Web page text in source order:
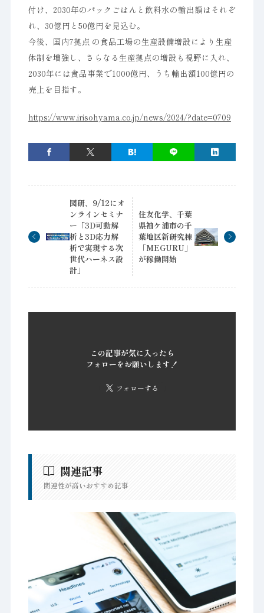
付け、2030年のパックごはんと飲料水の輸出額はそれぞ
れ、30億円と50億円を見込む。
今後、国内7拠点 の食品工場の生産設備増設により生産
体制を増強し、さらなる生産拠点の増設も視野に入れ、
2030年には食品事業で1000億円、うち輸出額100億円の
売上を目指す。
https://www.irisohyama.co.jp/news/2024/?date=0709
図研、9/12にオ
ンラインセミナ
ー「3D可動解
析と3D応力解
析で実現する次
世代ハーネス設
計」
住友化学、千葉
県袖ケ浦市の千
葉地区新研究棟
「MEGURU」
が稼働開始
この記事が気に入ったら
フォローをお願いします！
フォローする
関連記事
関連性が高いおすすめ記事